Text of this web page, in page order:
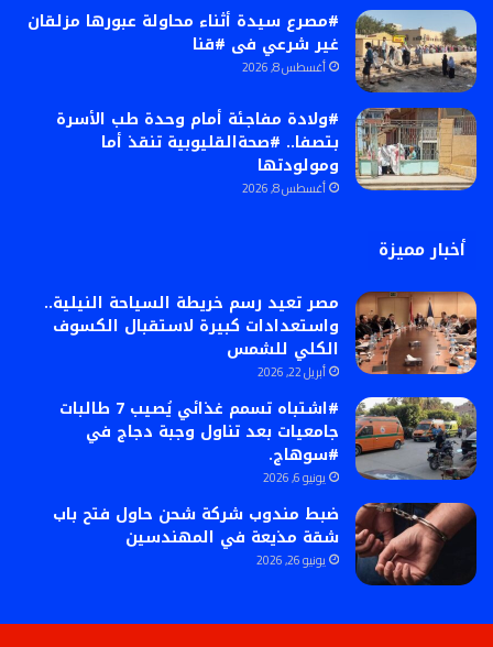
#مصرع سيدة أثناء محاولة عبورها مزلقان
غير شرعي فى #قنا
أغسطس 8, 2026
#ولادة مفاجئة أمام وحدة طب الأسرة
بتصفا.. #صحةالقليوبية تنقذ أما
ومولودتها
أغسطس 8, 2026
أخبار مميزة
مصر تعيد رسم خريطة السياحة النيلية..
واستعدادات كبيرة لاستقبال الكسوف
الكلي للشمس
أبريل 22, 2026
#اشتباه تسمم غذائي يُصيب 7 طالبات
جامعيات بعد تناول وجبة دجاج في
#سوهاج.
يونيو 6, 2026
ضبط مندوب شركة شحن حاول فتح باب
شقة مذيعة في المهندسين
يونيو 26, 2026